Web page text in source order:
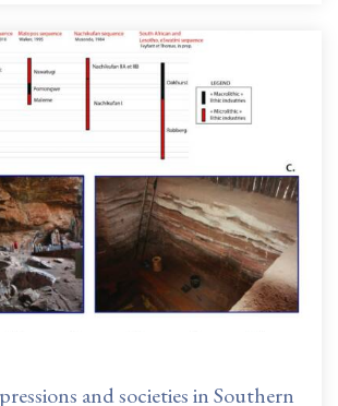
and societies in Southern